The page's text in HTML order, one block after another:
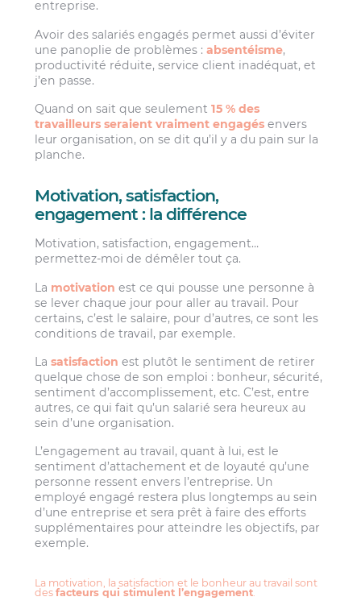
entreprise.
Avoir des salariés engagés permet aussi d’éviter
une panoplie de problèmes :absentéisme,
productivité réduite, service client inadéquat, et
j’en passe.
Quand on sait que seulement15 % des
travailleurs seraient vraiment engagés envers
leur organisation, on se dit qu’il y a du pain sur la
planche.
Motivation, satisfaction,
engagement : la différence
Motivation, satisfaction, engagement…
permettez-moi de démêler tout ça.
La motivation est ce qui pousse une personne à
se lever chaque jour pour aller au travail. Pour
certains, c’est le salaire, pour d’autres, ce sont les
conditions de travail, par exemple.
Lasatisfaction est plutôt le sentiment de retirer
quelque chose de son emploi : bonheur, sécurité,
sentiment d’accomplissement, etc. C’est, entre
autres, ce qui fait qu’un salarié sera heureux au
sein d’une organisation.
L’engagement au travail, quant à lui, est le
sentiment d’attachement et de loyauté qu’une
personne ressent envers l’entreprise. Un
employé engagé restera plus longtemps au sein
d’une entreprise et sera prêt à faire des efforts
supplémentaires pour atteindre les objectifs, par
exemple.
La motivation, la satisfaction et le bonheur au travail sont
desfacteurs qui stimulent l’engagement